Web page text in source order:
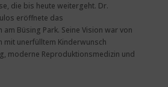
die bis heute weitergeht. Dr.
eröffnete das
Büsing Park. Seine Vision war von
mit unerfülltem Kinderwunsch
moderne Reproduktionsmedizin und